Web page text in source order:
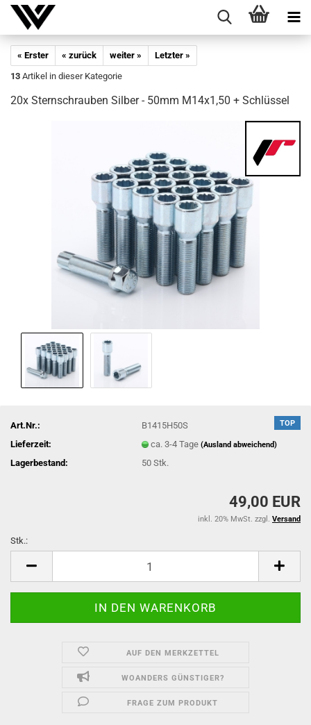
« Erster « zurück weiter »
Letzter »
13 Artikel in dieser Kategorie
20x Stern­schrau­ben Sil­ber - 50mm M14x1,50 + Schlüs­sel
TOP
Art.Nr.:
B1415H50S
Lieferzeit:
ca. 3-4 Tage(Ausland abweichend)
Lagerbestand: 50Stk.
49,00 EUR
inkl. 20% MwSt. zzgl. Versand
Stk.:
AUF DEN MERKZETTEL
WOANDERS GÜNSTIGER?
FRAGE ZUM PRODUKT